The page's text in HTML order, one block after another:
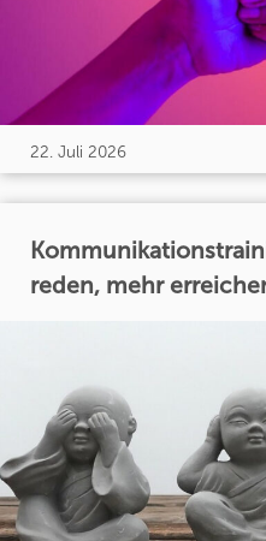
22. Juli 2026
reden, mehr